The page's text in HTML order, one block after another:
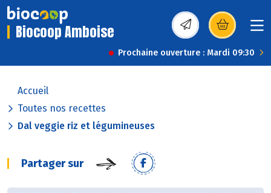
Biocoop Amboise (s’ouvre dans une
Prochaine ouverture : Mardi 09:30
Accueil
Toutes nos recettes
Dal veggie riz et légumineuses
Partager sur